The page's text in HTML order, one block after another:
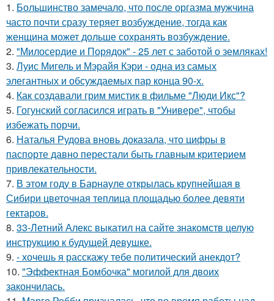
1. Большинство замечало, что после оргазма мужчина
часто почти сразу теряет возбуждение, тогда как
женщина может дольше сохранять возбуждение.
2. "Милосердие и Порядок" - 25 лет с заботой о земляках!
3. Луис Мигель и Мэрайя Кэри - одна из самых
элегантных и обсуждаемых пар конца 90-х.
4. Как создавали грим мистик в фильме "Люди Икс"?
5. Гогунский согласился играть в "Универе", чтобы
избежать порчи.
6. Наталья Рудова вновь доказала, что цифры в
паспорте давно перестали быть главным критерием
привлекательности.
7. В этом году в Барнауле открылась крупнейшая в
Сибири цветочная теплица площадью более девяти
гектаров.
8. 33-Летний Алекс выкатил на сайте знакомств целую
инструкцию к будущей девушке.
9. - хочешь я расскажу тебе политический анекдот?
10. "Эффектная Бомбочка" могилой для двоих
закончилась.